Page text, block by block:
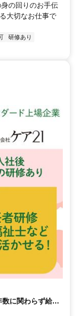
の回りのお手伝
大切なお仕事で
研修あり
に関わらず給与
安定して働けま